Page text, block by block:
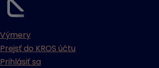
Výmery
Prejsť do KROS účtu
Prihlásiť sa